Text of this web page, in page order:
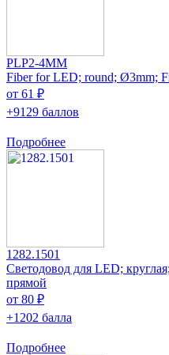
PLP2-4MM
Fiber for LED; round; Ø3mm;
от 61 ₽
+9129 баллов
Подробнее
1282.1501
Светодовод для LED;
прямой
от 80 ₽
+1202 балла
Подробнее